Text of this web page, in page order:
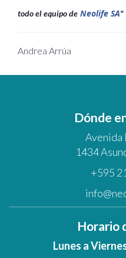
todo el equipo de Neolife SA"
Andrea Arrúa
Dónde
Avenida
1434
+595
Horario
Lunes a